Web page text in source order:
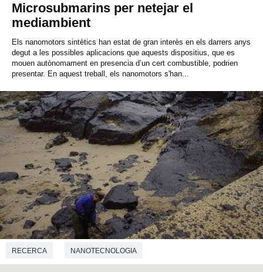
Microsubmarins per netejar el
mediambient
Els nanomotors sintètics han estat de gran interès en els darrers anys
degut a les possibles aplicacions que aquests dispositius, que es
mouen autònomament en presencia d’un cert combustible, podrien
presentar. En aquest treball, els nanomotors s'han...
RECERCA NANOTECNOLOGIA